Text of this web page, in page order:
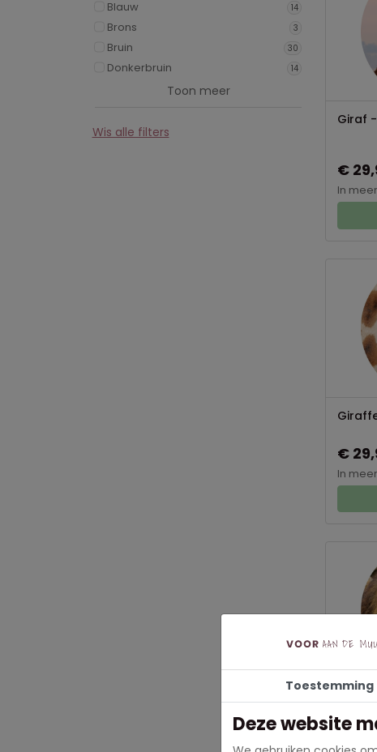
Giraf
€
In
€
In
€
Blauw 14
Brons 3
Bruin 30
Donkerbruin 14
Toon meer
Wis alle filters
Toestemming
Deze website